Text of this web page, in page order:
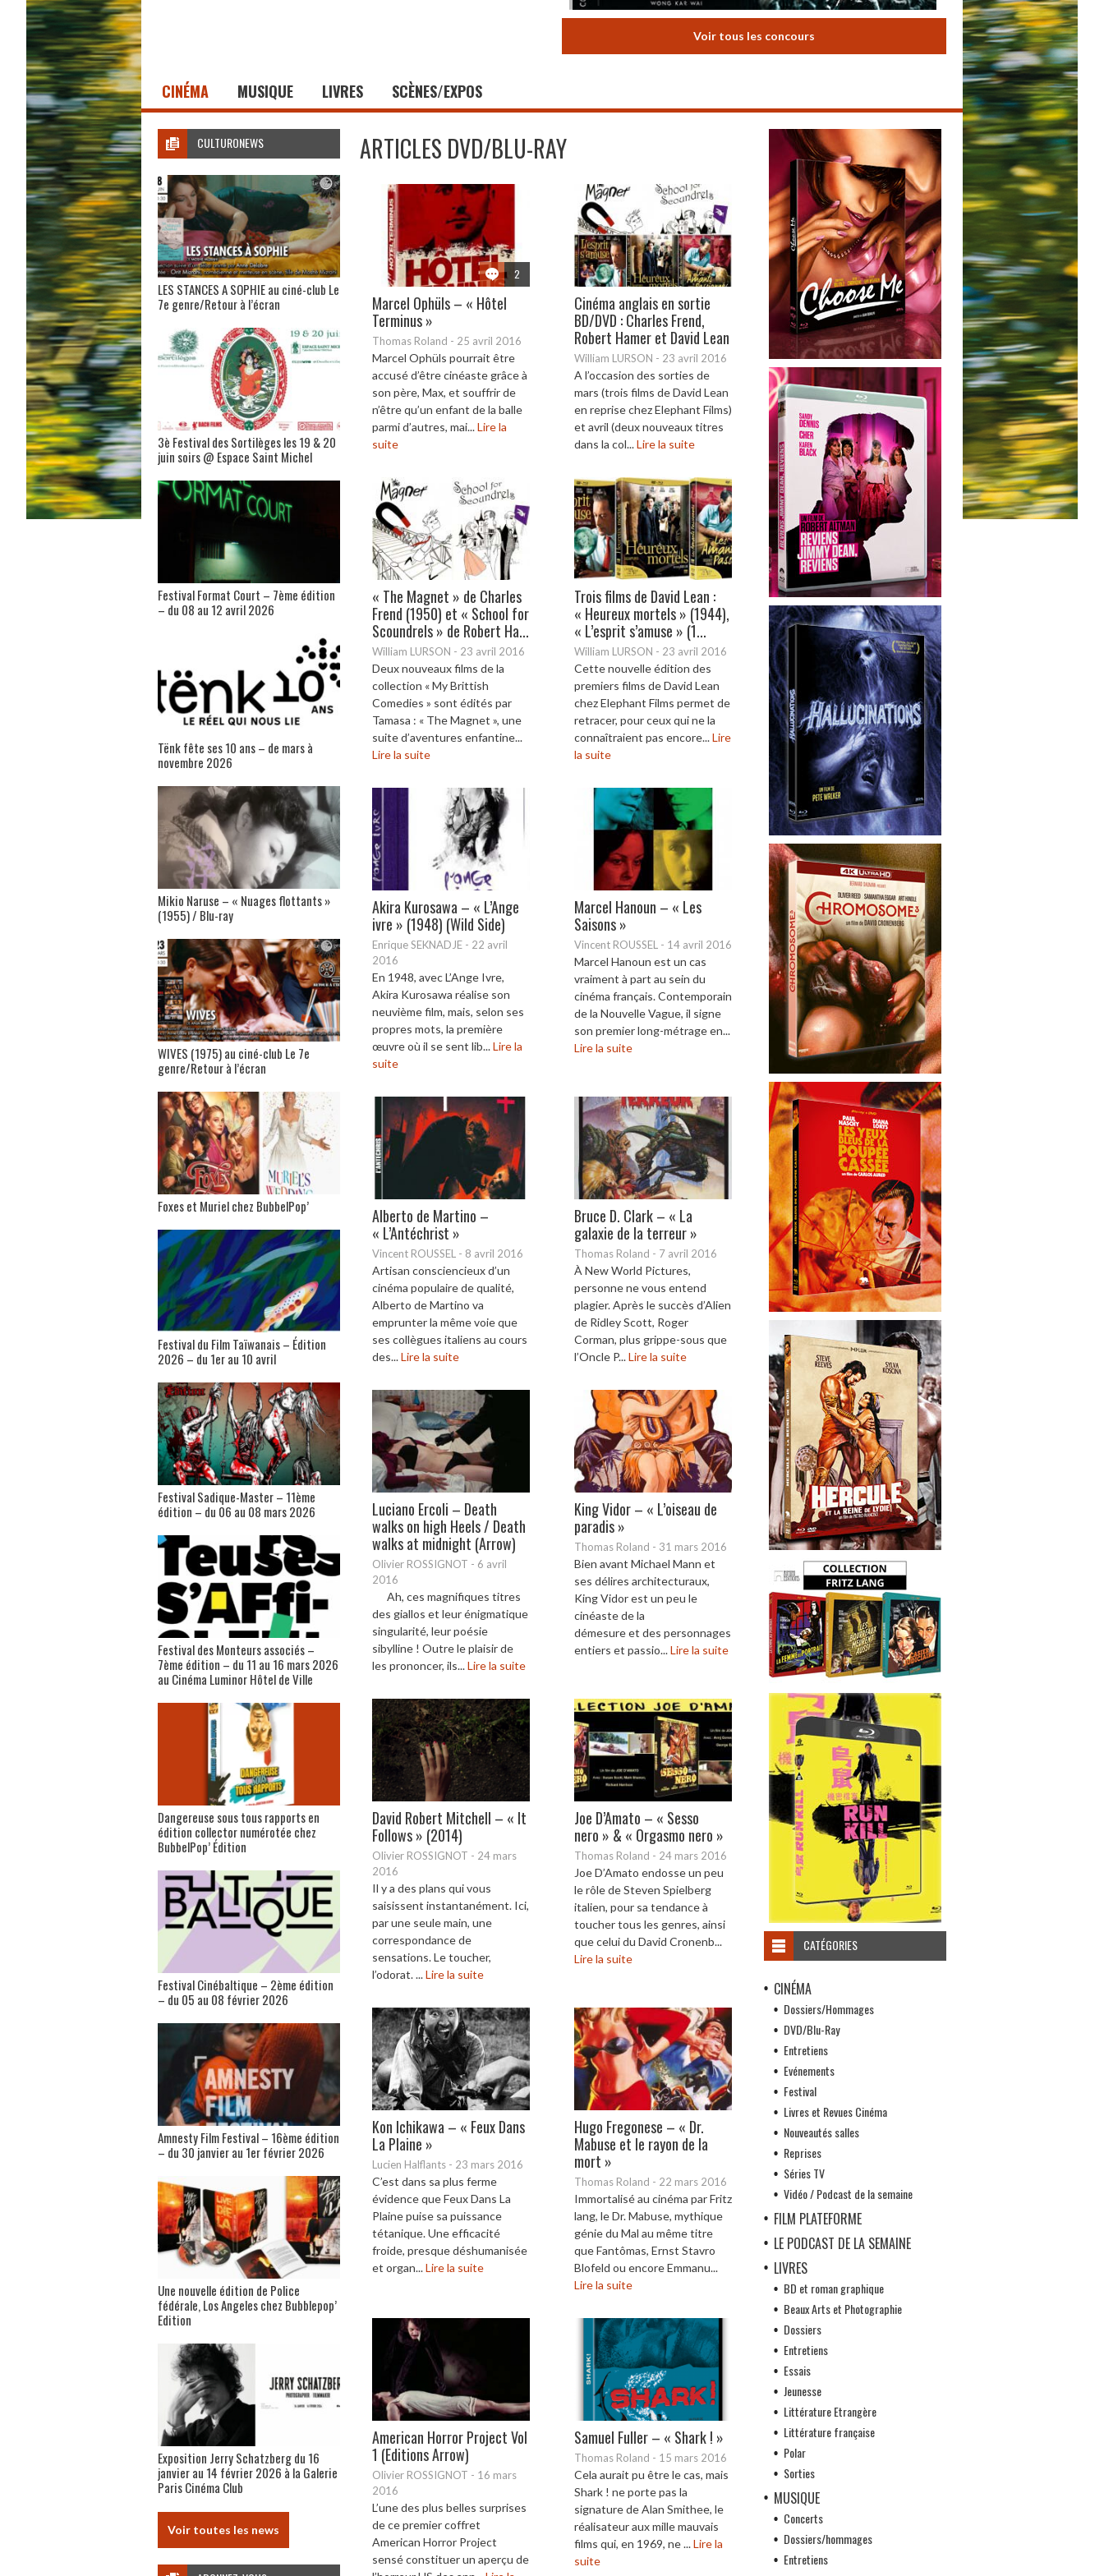
Voir tous les concours
CINÉMA MUSIQUE LIVRES SCÈNES/EXPOS
ARTICLES DVD/BLU-RAY
2
Marcel Ophüls – « Hôtel
Terminus »
Thomas Roland - 25 avril 2016
Marcel Ophüls pourrait être
accusé d’être cinéaste grâce à
son père, Max, et souffrir de
n’être qu’un enfant de la balle
parmi d’autres, mai...Lire la
suite
Cinéma anglais en sortie
BD/DVD : Charles Frend,
Robert Hamer et David Lean
William LURSON - 23 avril 2016
A l’occasion des sorties de
mars (trois films de David Lean
en reprise chez Elephant Films)
et avril (deux nouveaux titres
dans la col...Lire la suite
« The Magnet » de Charles
Frend (1950) et « School for
Scoundrels » de Robert Ha...
William LURSON - 23 avril 2016
Deux nouveaux films de la
collection « My Brittish
Comedies » sont édités par
Tamasa : « The Magnet », une
suite d’aventures enfantine...
Lire la suite
Trois films de David Lean :
« Heureux mortels » (1944),
« L’esprit s’amuse » (1...
William LURSON - 23 avril 2016
Cette nouvelle édition des
premiers films de David Lean
chez Elephant Films permet de
retracer, pour ceux qui ne la
connaîtraient pas encore...Lire
la suite
Akira Kurosawa – « L’Ange
ivre » (1948) (Wild Side)
Enrique SEKNADJE - 22 avril
2016
En 1948, avec L’Ange Ivre,
Akira Kurosawa réalise son
neuvième film, mais, selon ses
propres mots, la première
œuvre où il se sent lib...Lire la
suite
Marcel Hanoun – « Les
Saisons »
Vincent ROUSSEL - 14 avril 2016
Marcel Hanoun est un cas
vraiment à part au sein du
cinéma français. Contemporain
de la Nouvelle Vague, il signe
son premier long-métrage en...
Lire la suite
Alberto de Martino –
« L’Antéchrist »
Vincent ROUSSEL - 8 avril 2016
Artisan consciencieux d’un
cinéma populaire de qualité,
Alberto de Martino va
emprunter la même voie que
ses collègues italiens au cours
des...Lire la suite
Bruce D. Clark – « La
galaxie de la terreur »
Thomas Roland - 7 avril 2016
À New World Pictures,
personne ne vous entend
plagier. Après le succès d’Alien
de Ridley Scott, Roger
Corman, plus grippe-sous que
l’Oncle P...Lire la suite
Luciano Ercoli – Death
walks on high Heels / Death
walks at midnight (Arrow)
Olivier ROSSIGNOT - 6 avril
2016
Ah, ces magnifiques titres
des giallos et leur énigmatique
singularité, leur poésie
sibylline ! Outre le plaisir de
les prononcer, ils...Lire la suite
King Vidor – « L’oiseau de
paradis »
Thomas Roland - 31 mars 2016
Bien avant Michael Mann et
ses délires architecturaux,
King Vidor est un peu le
cinéaste de la
démesure et des personnages
entiers et passio...Lire la suite
David Robert Mitchell – « It
Follows » (2014)
Olivier ROSSIGNOT - 24 mars
2016
Il y a des plans qui vous
saisissent instantanément. Ici,
par une seule main, une
correspondance de
sensations. Le toucher,
l’odorat. ...Lire la suite
Joe D’Amato – « Sesso
nero » & « Orgasmo nero »
Thomas Roland - 24 mars 2016
Joe D’Amato endosse un peu
le rôle de Steven Spielberg
italien, pour sa tendance à
toucher tous les genres, ainsi
que celui du David Cronenb...
Lire la suite
Kon Ichikawa – « Feux Dans
La Plaine »
Lucien Halflants - 23 mars 2016
C’est dans sa plus ferme
évidence que Feux Dans La
Plaine puise sa puissance
tétanique. Une efficacité
froide, presque déshumanisée
et organ...Lire la suite
Hugo Fregonese – « Dr.
Mabuse et le rayon de la
mort »
Thomas Roland - 22 mars 2016
Immortalisé au cinéma par Fritz
lang, le Dr. Mabuse, mythique
génie du Mal au même titre
que Fantômas, Ernst Stavro
Blofeld ou encore Emmanu...
Lire la suite
American Horror Project Vol
1 (Editions Arrow)
Olivier ROSSIGNOT - 16 mars
2016
L’une des plus belles surprises
de ce premier coffret
American Horror Project
sensé constituer un aperçu de
Samuel Fuller – « Shark ! »
Thomas Roland - 15 mars 2016
Cela aurait pu être le cas, mais
Shark ! ne porte pas la
signature de Alan Smithee, le
réalisateur aux mille mauvais
films qui, en 1969, ne ...Lire la
suite
CATÉGORIES
CINÉMA
Dossiers/Hommages
DVD/Blu-Ray
Entretiens
Evénements
Festival
Livres et Revues Cinéma
Nouveautés salles
Reprises
Séries TV
Vidéo / Podcast de la semaine
FILM PLATEFORME
LE PODCAST DE LA SEMAINE
LIVRES
BD et roman graphique
Beaux Arts et Photographie
Dossiers
Entretiens
Essais
Jeunesse
Littérature Etrangère
Littérature française
Polar
Sorties
MUSIQUE
Concerts
Dossiers/hommages
Entretiens
CULTURONEWS
LES STANCES A SOPHIE au ciné-club Le
7e genre/Retour à l’écran
3è Festival des Sortilèges les 19 & 20
juin soirs @ Espace Saint Michel
Festival Format Court – 7ème édition
– du 08 au 12 avril 2026
Tënk fête ses 10 ans – de mars à
novembre 2026
Mikio Naruse – « Nuages flottants »
(1955) / Blu-ray
WIVES (1975) au ciné-club Le 7e
genre/Retour à l’écran
Foxes et Muriel chez BubbelPop’
Festival du Film Taïwanais – Édition
2026 – du 1er au 10 avril
Festival Sadique-Master – 11ème
édition – du 06 au 08 mars 2026
Festival des Monteurs associés –
7ème édition – du 11 au 16 mars 2026
au Cinéma Luminor Hôtel de Ville
Dangereuse sous tous rapports en
édition collector numérotée chez
BubbelPop’ Édition
Festival Cinébaltique – 2ème édition
– du 05 au 08 février 2026
Amnesty Film Festival – 16ème édition
– du 30 janvier au 1er février 2026
Une nouvelle édition de Police
fédérale, Los Angeles chez Bubblepop’
Edition
Exposition Jerry Schatzberg du 16
janvier au 14 février 2026 à la Galerie
Paris Cinéma Club
Voir toutes les news